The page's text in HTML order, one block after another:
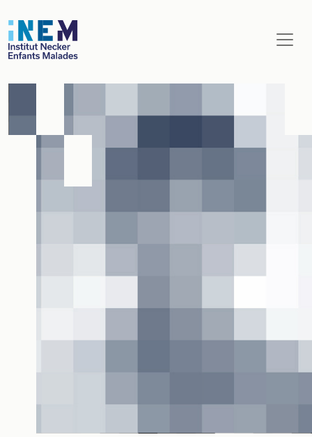
Aller au contenu principal